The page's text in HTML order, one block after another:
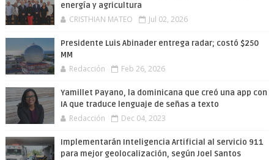
energía y agricultura
CRISTHIAN MATEO Jul 02, 2026
Presidente Luis Abinader entrega radar; costó $250
MM
Redacción Feb 26, 2026
Yamillet Payano, la dominicana que creó una app con
IA que traduce lenguaje de señas a texto
Redacción Dec 04, 2023
Implementarán Inteligencia Artificial al servicio 911
para mejor geolocalización, según Joel Santos